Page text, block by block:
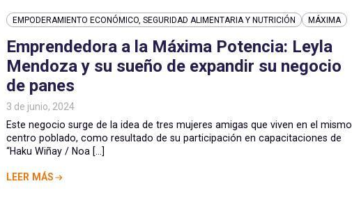
EMPODERAMIENTO ECONÓMICO, SEGURIDAD ALIMENTARIA Y NUTRICIÓN MÁXIMA
Emprendedora a la Máxima Potencia: Leyla
Mendoza y su sueño de expandir su negocio
de panes
3 de junio, 2024
Este negocio surge de la idea de tres mujeres amigas que viven en el mismo
centro poblado, como resultado de su participación en capacitaciones de
“Haku Wiñay / Noa [...]
LEER MÁS